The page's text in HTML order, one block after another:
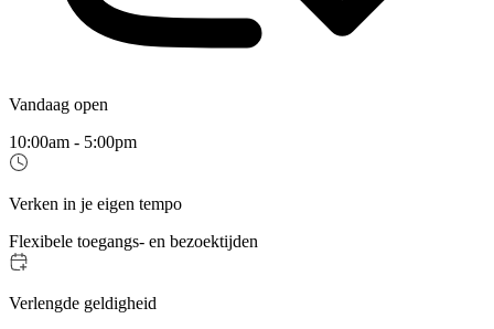
Vandaag open
10:00am - 5:00pm
Verken in je eigen tempo
Flexibele toegangs- en bezoektijden
Verlengde geldigheid